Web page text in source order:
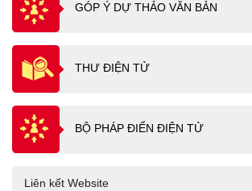
GÓP Ý DỰ THẢO VĂN BẢN
THƯ ĐIỆN TỬ
BỘ PHÁP ĐIỂN ĐIỆN TỬ